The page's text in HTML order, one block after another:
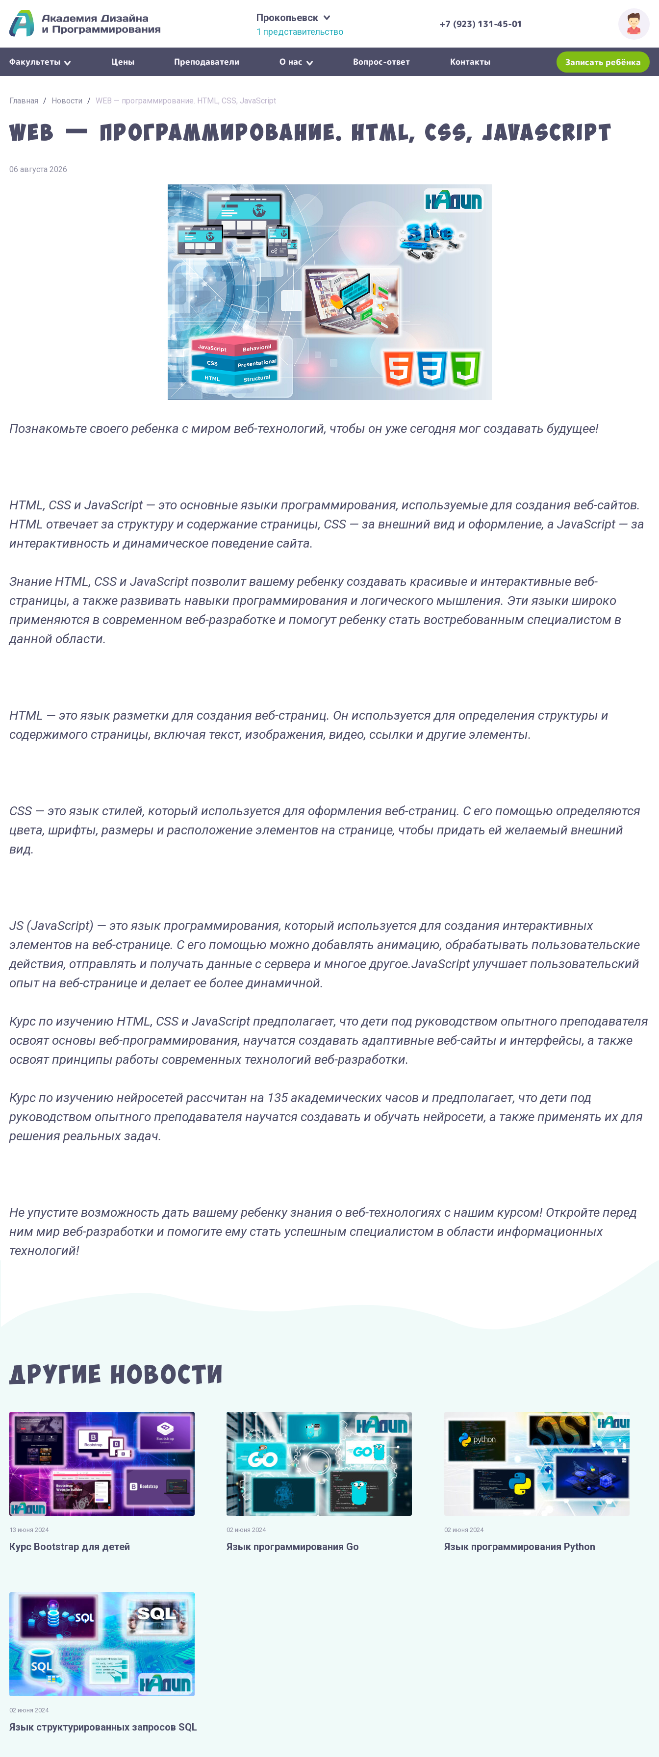
Прокопьевск
1 представительство
+7 (923) 131-45-01
Факультеты Цены Преподаватели О нас Вопрос-ответ Контакты Записать ребёнка
Главная / Новости / WEB — программирование. HTML, CSS, JavaScript
WEB — программирование. HTML, CSS, JavaScript
06 августа 2026
Познакомьте своего ребенка с миром веб-технологий, чтобы он уже сегодня мог создавать будущее!
HTML, CSS и JavaScript — это основные языки программирования, используемые для создания веб-сайтов.
HTML отвечает за структуру и содержание страницы, CSS — за внешний вид и оформление, а JavaScript — за
интерактивность и динамическое поведение сайта.
Знание HTML, CSS и JavaScript позволит вашему ребенку создавать красивые и интерактивные веб-
страницы, а также развивать навыки программирования и логического мышления. Эти языки широко
применяются в современном веб-разработке и помогут ребенку стать востребованным специалистом в
данной области.
HTML — это язык разметки для создания веб-страниц. Он используется для определения структуры и
содержимого страницы, включая текст, изображения, видео, ссылки и другие элементы.
CSS — это язык стилей, который используется для оформления веб-страниц. С его помощью определяются
цвета, шрифты, размеры и расположение элементов на странице, чтобы придать ей желаемый внешний
вид.
JS (JavaScript) — это язык программирования, который используется для создания интерактивных
элементов на веб-странице. С его помощью можно добавлять анимацию, обрабатывать пользовательские
действия, отправлять и получать данные с сервера и многое другое.JavaScript улучшает пользовательский
опыт на веб-странице и делает ее более динамичной.
Курс по изучению HTML, CSS и JavaScript предполагает, что дети под руководством опытного преподавателя
освоят основы веб-программирования, научатся создавать адаптивные веб-сайты и интерфейсы, а также
освоят принципы работы современных технологий веб-разработки.
Курс по изучению нейросетей рассчитан на 135 академических часов и предполагает, что дети под
руководством опытного преподавателя научатся создавать и обучать нейросети, а также применять их для
решения реальных задач.
Не упустите возможность дать вашему ребенку знания о веб-технологиях с нашим курсом! Откройте перед
ним мир веб-разработки и помогите ему стать успешным специалистом в области информационных
технологий!
Другие Новости
13 июня 2024
Курс Bootstrap для детей
02 июня 2024
Язык программирования Go
02 июня 2024
Язык программирования Python
02 июня 2024
Язык структурированных запросов SQL